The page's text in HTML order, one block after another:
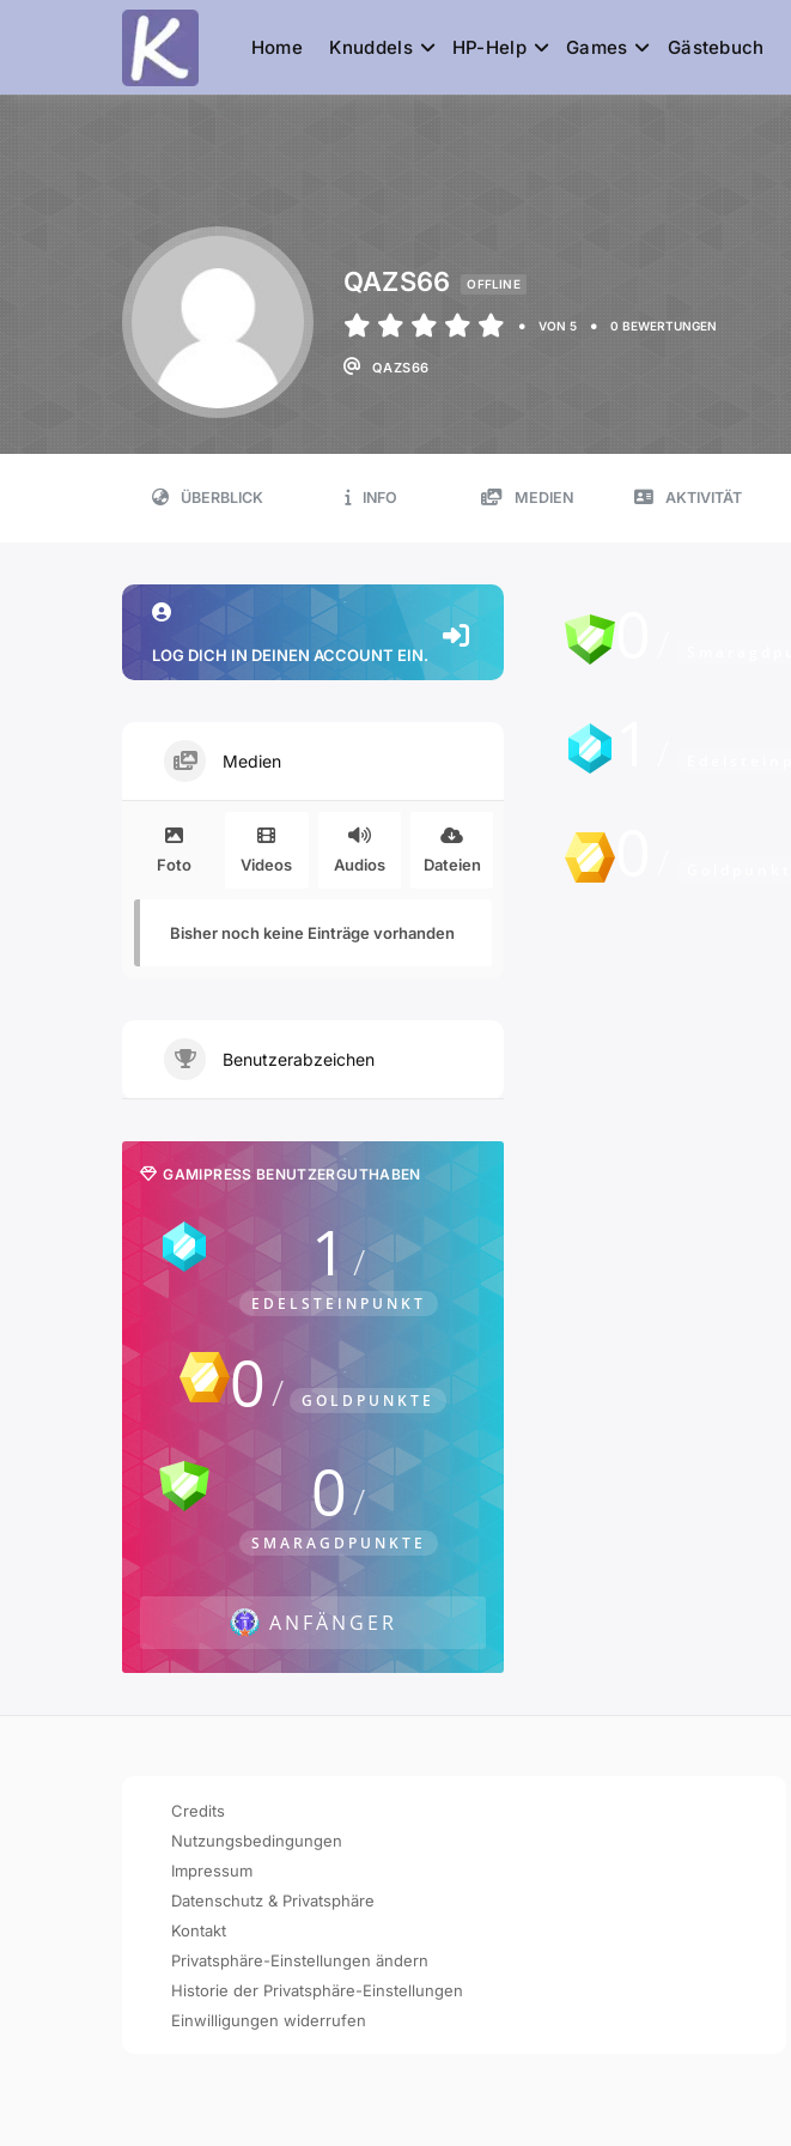
Knuddelesel.de
die Community
Home Knuddels HP-Help Games Gästebuch
QAZS66 OFFLINE
• VON 5 • 0 BEWERTUNGEN
QAZS66
ÜBERBLICK INFO MEDIEN AKTIVITÄT
LOG DICH IN DEINEN ACCOUNT EIN.
Medien
Foto Videos Audios Dateien
Bisher noch keine Einträge vorhanden
Benutzerabzeichen
GAMIPRESS BENUTZERGUTHABEN
1
EDELSTEINPUNKT
0 GOLDPUNKTE
0
SMARAGDPUNKTE
ANFÄNGER
Credits
Nutzungsbedingungen
Impressum
Datenschutz & Privatsphäre
Kontakt
Privatsphäre-Einstellungen ändern
Historie der Privatsphäre-Einstellungen
Einwilligungen widerrufen